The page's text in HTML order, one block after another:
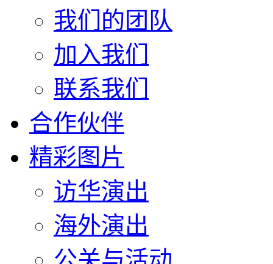
我们的团队
加入我们
联系我们
合作伙伴
精彩图片
访华演出
海外演出